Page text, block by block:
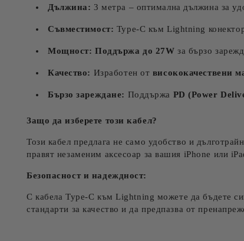
Дължина: 3 метра – оптимална дължина за
Съвместимост: Type-C към Lightning
Мощност: Поддържа до 27W за бързо
Качество: Изработен от висококачествени
Бързо зареждане: Поддържа PD (Power
Защо да изберете този кабел?
Този кабел предлага не само удобство и
правят незаменим аксесоар за вашия iPhone или
Безопасност и надеждност:
С кабела Type-C към Lightning можете да бъдете
стандарти за качество и да предпазва от